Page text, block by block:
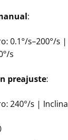
:
0.1°/s–200°/s
s
preajuste:
240°/s |